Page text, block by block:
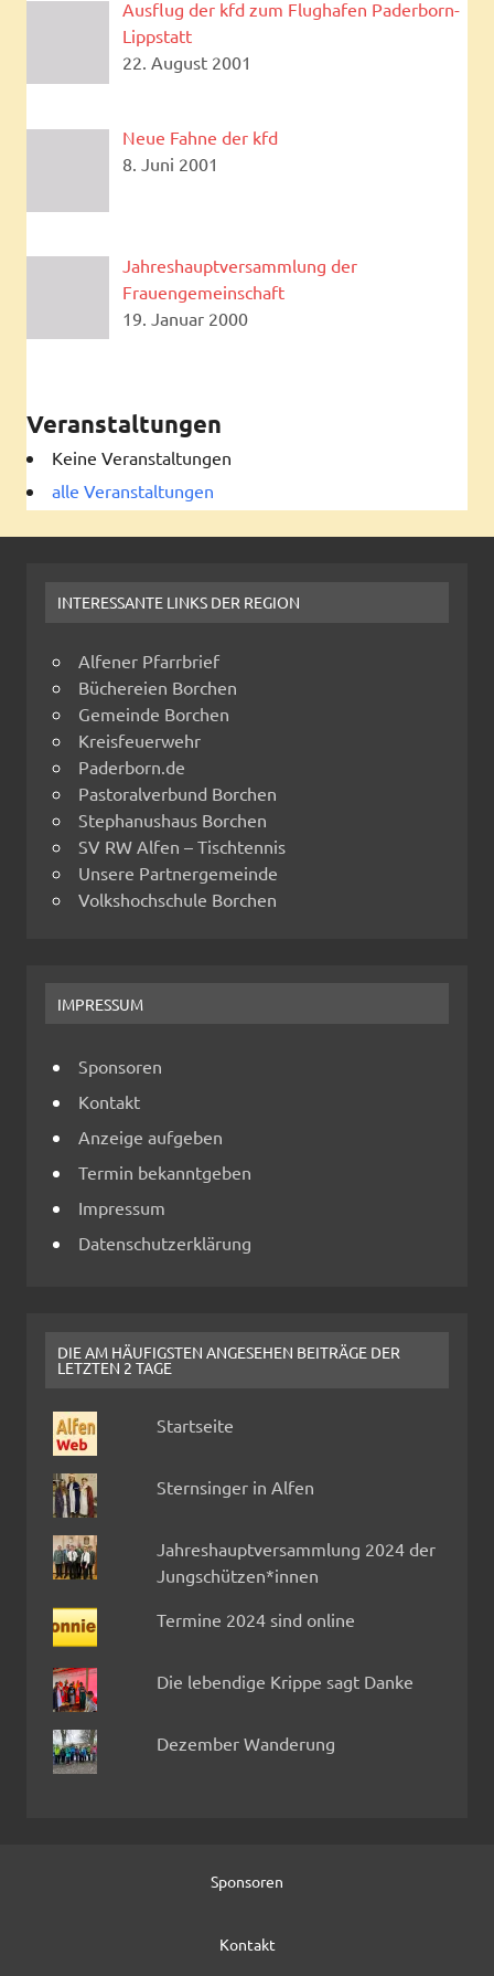
Ausflug der kfd zum Flughafen Paderborn-
Lippstatt
22. August 2001
Neue Fahne der kfd
8. Juni 2001
Jahreshauptversammlung der
Frauengemeinschaft
19. Januar 2000
Veranstaltungen
Keine Veranstaltungen
alle Veranstaltungen
INTERESSANTE LINKS DER REGION
Alfener Pfarrbrief
Büchereien Borchen
Gemeinde Borchen
Kreisfeuerwehr
Paderborn.de
Pastoralverbund Borchen
Stephanushaus Borchen
SV RW Alfen – Tischtennis
Unsere Partnergemeinde
Volkshochschule Borchen
IMPRESSUM
Sponsoren
Kontakt
Anzeige aufgeben
Termin bekanntgeben
Impressum
Datenschutzerklärung
DIE AM HÄUFIGSTEN ANGESEHEN BEITRÄGE DER
LETZTEN 2 TAGE
Startseite
Sternsinger in Alfen
Jahreshauptversammlung 2024 der
Jungschützen*innen
Termine 2024 sind online
Die lebendige Krippe sagt Danke
Dezember Wanderung
Sponsoren
Kontakt